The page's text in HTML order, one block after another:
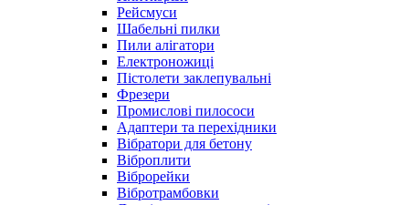
Рейсмуси
Шабельні пилки
Пили алігатори
Електроножиці
Пістолети заклепувальні
Фрезери
Промислові пилососи
Адаптери та перехідники
Вібратори для бетону
Віброплити
Віброрейки
Вібротрамбовки